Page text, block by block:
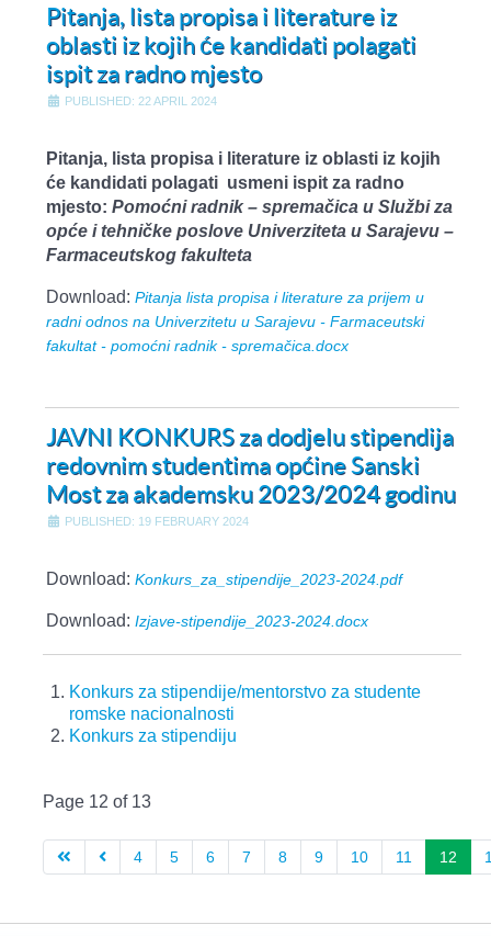
Pitanja, lista propisa i literature iz
oblasti iz kojih će kandidati polagati
ispit za radno mjesto
PUBLISHED: 22 APRIL 2024
Pitanja, lista propisa i literature iz oblasti iz kojih
će kandidati polagati usmeni ispit za radno
mjesto:Pomoćni radnik – spremačica u Službi za
opće i tehničke poslove Univerziteta u Sarajevu –
Farmaceutskog fakulteta
Download:Pitanja lista propisa i literature za prijem u
radni odnos na Univerzitetu u Sarajevu - Farmaceutski
fakultat - pomoćni radnik - spremačica.docx
JAVNI KONKURS za dodjelu stipendija
redovnim studentima općine Sanski
Most za akademsku 2023/2024 godinu
PUBLISHED: 19 FEBRUARY 2024
Download:Konkurs_za_stipendije_2023-2024.pdf
Download:Izjave-stipendije_2023-2024.docx
Konkurs za stipendije/mentorstvo za studente
romske nacionalnosti
Konkurs za stipendiju
Page 12 of 13
4 5 6 7 8 9 10 11 12